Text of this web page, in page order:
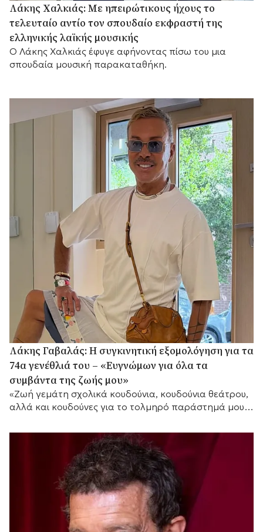
Λάκης Χαλκιάς: Με ηπειρώτικους ήχους το
τελευταίο αντίο τον σπουδαίο εκφραστή της
ελληνικής λαϊκής μουσικής
Ο Λάκης Χαλκιάς έφυγε αφήνοντας πίσω του μια
σπουδαία μουσική παρακαταθήκη.
Λάκης Γαβαλάς: Η συγκινητική εξομολόγηση για τα
74α γενέθλιά του – «Ευγνώμων για όλα τα
συμβάντα της ζωής μου»
«Ζωή γεμάτη σχολικά κουδούνια, κουδούνια θεάτρου,
αλλά και κουδούνες για το τολμηρό παράστημά μου»,